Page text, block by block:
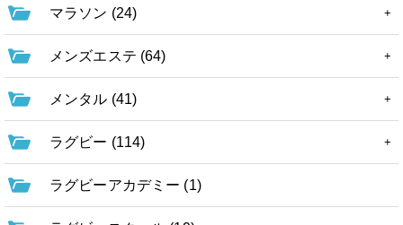
マラソン (24)
メンズエステ (64)
メンタル (41)
ラグビー (114)
ラグビーアカデミー (1)